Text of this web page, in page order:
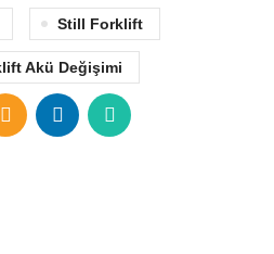
Still Forklift
Akü Değişimi